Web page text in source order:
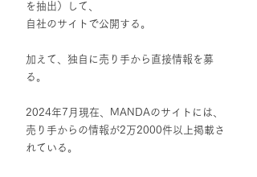
を抽出）して、
自社のサイトで公開する。
加えて、独自に売り手から直接情報を募
る。
2024年7月現在、MANDAのサイトには、
売り手からの情報が2万2000件以上掲載さ
れている。